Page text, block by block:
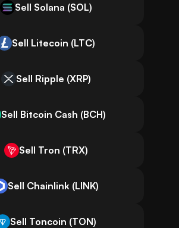
Sell Solana (SOL)
Sell Litecoin (LTC)
Sell Ripple (XRP)
Sell Bitcoin Cash (BCH)
Sell Tron (TRX)
Sell Chainlink (LINK)
Sell Toncoin (TON)